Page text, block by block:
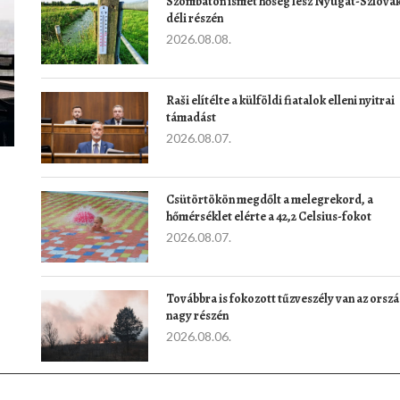
déli részén
2026.08.08.
Raši elítélte a külföldi fiatalok elleni nyitrai
támadást
2026.08.07.
Csütörtökön megdőlt a melegrekord, a
hőmérséklet elérte a 42,2 Celsius-fokot
2026.08.07.
Továbbra is fokozott tűzveszély van az
nagy részén
2026.08.06.